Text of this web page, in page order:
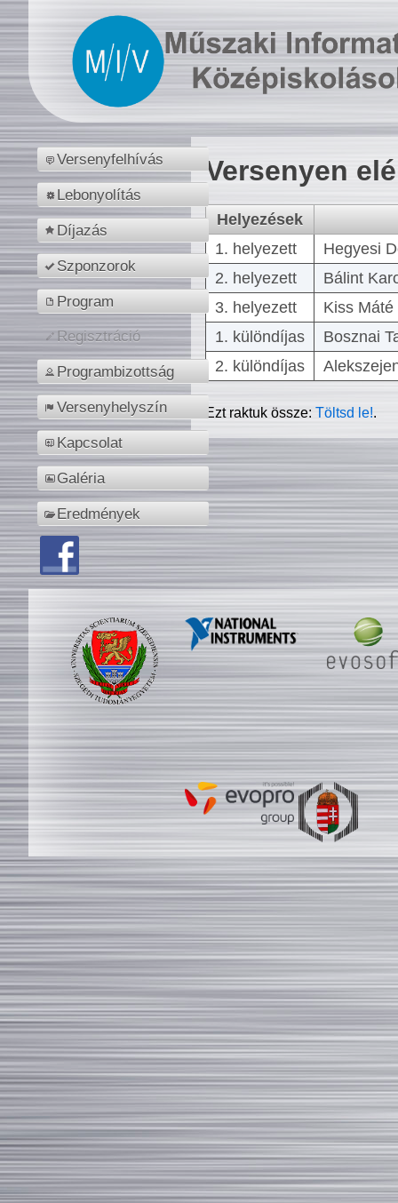
Versenyfelhívás
Lebonyolítás
Díjazás
Szponzorok
Program
Regisztráció
Programbizottság
Versenyhelyszín
Kapcsolat
Galéria
Eredmények
Versenyen
Helyezések
1. helyezett
Hegyesi
2. helyezett
Bálint
3. helyezett
Kiss
1. különdíjas
Bosznai
2. különdíjas
Ezt raktuk össze:Töltsd le!.